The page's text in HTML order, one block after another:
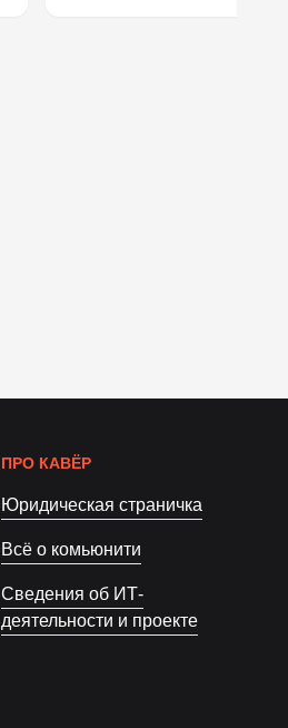
ПРО КАВЁР
Юридическая страничка
Всё о комьюнити
Сведения об ИТ-
деятельности и проекте